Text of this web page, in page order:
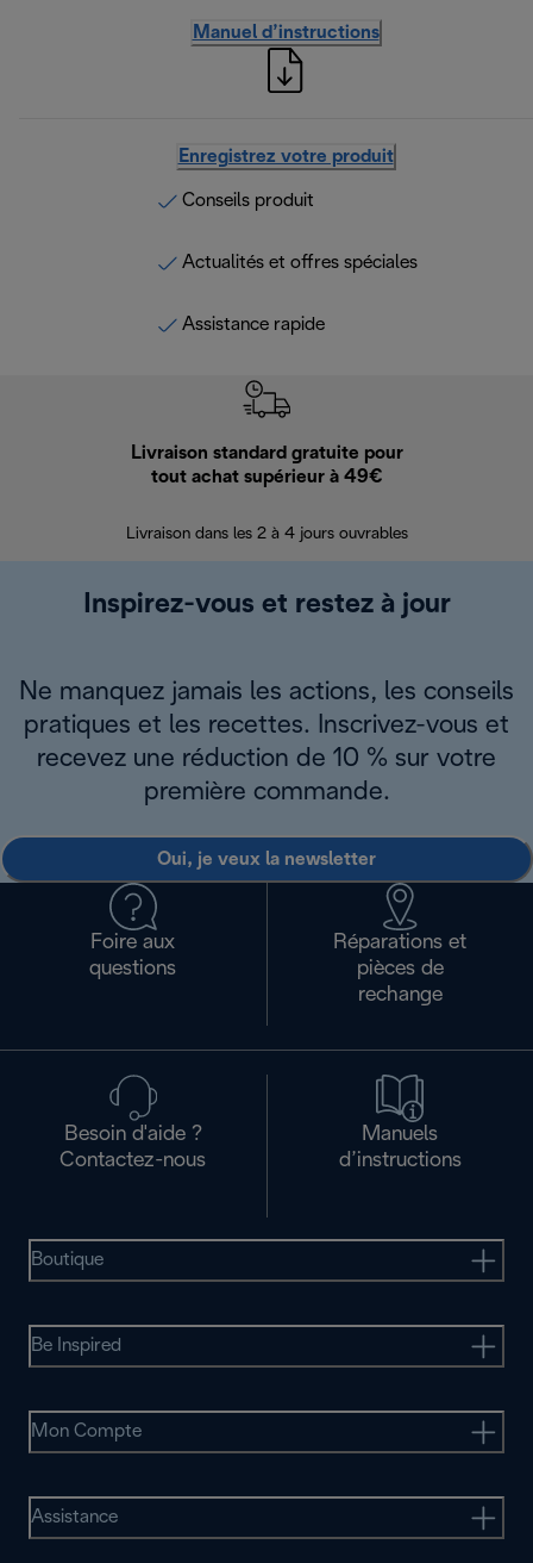
Manuel d’instructions
Enregistrez votre produit
Conseils produit
Actualités et offres spéciales
Assistance rapide
Livraison standard gratuite pour
tout achat supérieur à 49€
Livraison dans les 2 à 4 jours ouvrables
Inspirez-vous et restez à jour
Ne manquez jamais les actions, les conseils
pratiques et les recettes. Inscrivez-vous et
recevez une réduction de 10 % sur votre
première commande.
Oui, je veux la newsletter
Foire aux
questions
Réparations et
pièces de
rechange
Besoin d'aide ?
Contactez-nous
Manuels
d’instructions
Boutique
Be Inspired
Mon Compte
Assistance